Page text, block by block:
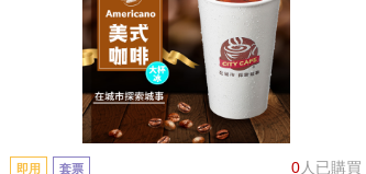
0人已購買
即用 套票